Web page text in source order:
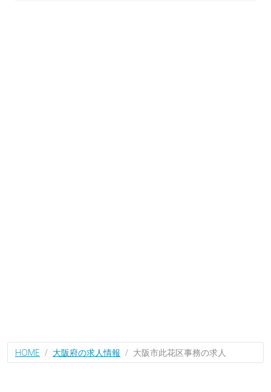
HOME 大阪府の求人情報 大阪市此花区事務の求人